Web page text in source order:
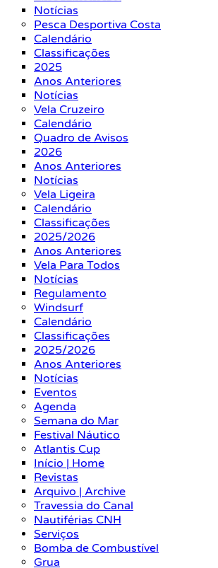
Notícias
Pesca Desportiva Costa
Calendário
Classificações
2025
Anos Anteriores
Notícias
Vela Cruzeiro
Calendário
Quadro de Avisos
2026
Anos Anteriores
Notícias
Vela Ligeira
Calendário
Classificações
2025/2026
Anos Anteriores
Vela Para Todos
Notícias
Regulamento
Windsurf
Calendário
Classificações
2025/2026
Anos Anteriores
Notícias
Eventos
Agenda
Semana do Mar
Festival Náutico
Atlantis Cup
Início | Home
Revistas
Arquivo | Archive
Travessia do Canal
Nautiférias CNH
Serviços
Bomba de Combustível
Grua